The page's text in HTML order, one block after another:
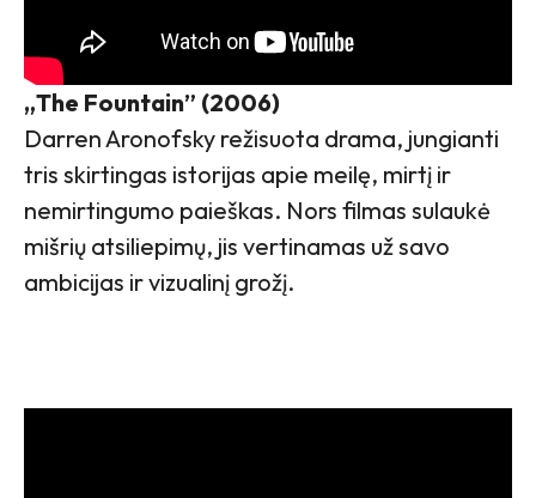
„The Fountain” (2006)
Darren Aronofsky režisuota drama, jungianti
tris skirtingas istorijas apie meilę, mirtį ir
nemirtingumo paieškas. Nors filmas sulaukė
mišrių atsiliepimų, jis vertinamas už savo
ambicijas ir vizualinį grožį.